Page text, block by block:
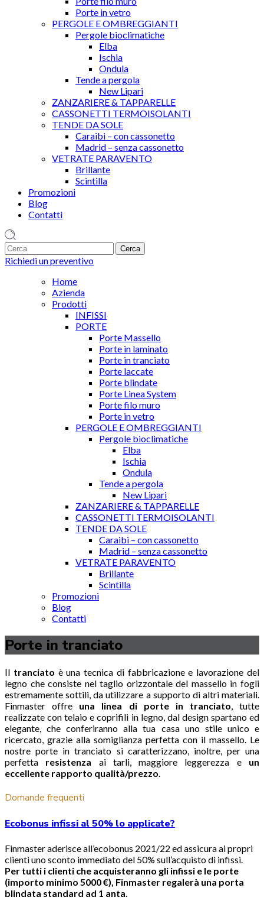
Porte in vetro
PERGOLE E OMBREGGIANTI
Pergole bioclimatiche
Elba
Ischia
Ondula
Tende a pergola
New Lipari
ZANZARIERE & TAPPARELLE
CASSONETTI TERMOISOLANTI
TENDE DA SOLE
Caraibi – con cassonetto
Madrid – senza cassonetto
VETRATE PARAVENTO
Brillante
Scintilla
Promozioni
Blog
Contatti
1
Richiedi un preventivo
Home
Azienda
Prodotti
INFISSI
PORTE
Porte Massello
Porte in laminato
Porte in tranciato
Porte laccate
Porte blindate
Porte Linea System
Porte filo muro
Porte in vetro
PERGOLE E OMBREGGIANTI
Pergole bioclimatiche
Elba
Ischia
Ondula
Tende a pergola
New Lipari
ZANZARIERE & TAPPARELLE
CASSONETTI TERMOISOLANTI
TENDE DA SOLE
Caraibi – con cassonetto
Madrid – senza cassonetto
VETRATE PARAVENTO
Brillante
Scintilla
Promozioni
Blog
Contatti
Porte in tranciato
Il tranciato è una tecnica di fabbricazione e lavorazione del
legno che consiste nel taglio orizzontale del massello in fogli
estremamente sottili, da utilizzare a supporto di altri materiali.
Finmaster offre una linea di porte in tranciato, tutte
realizzate con telaio e coprifili in legno, dal design spartano ed
elegante, che conferiranno alla tua casa uno stile unico e
ricercato, grazie alla somiglianza perfetta con il massello. Le
nostre porte in tranciato si caratterizzano, inoltre, per una
perfetta resistenza ai tarli, maggiore leggerezza e un
eccellente rapporto qualità/prezzo.
Domande frequenti
Ecobonus infissi al 50% lo applicate?
Finmaster aderisce all’ecobonus 2021/22 ed assicura ai propri
clienti uno sconto immediato del 50% sull’acquisto di infissi.
Per tutti i clienti che acquisteranno gli infissi e le porte
(importo minimo 5000 €), Finmaster regalerà una porta
blindata standard ad 1 anta.